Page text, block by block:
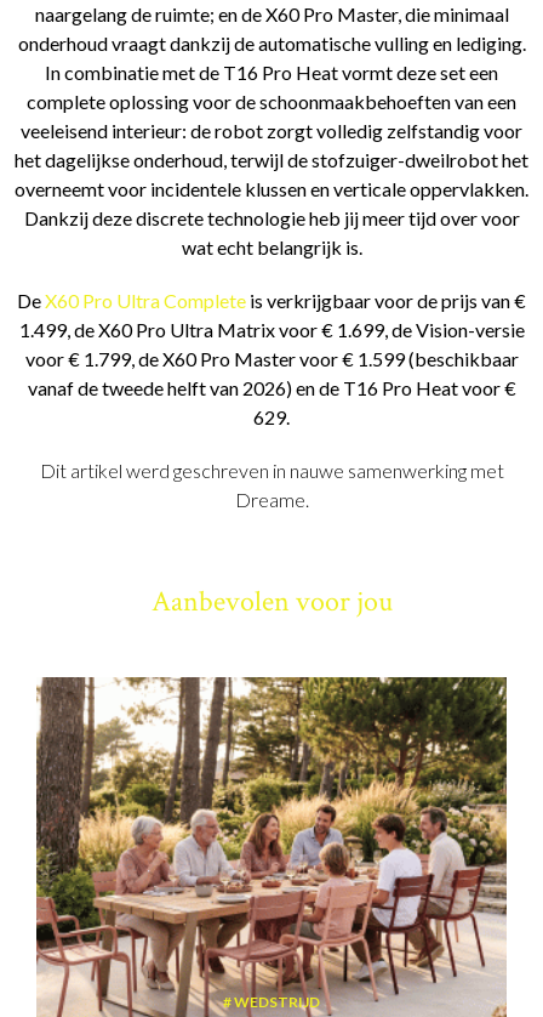
naargelang de ruimte; en de X60 Pro Master, die minimaal
onderhoud vraagt dankzij de automatische vulling en lediging.
In combinatie met de T16 Pro Heat vormt deze set een
complete oplossing voor de schoonmaakbehoeften van een
veeleisend interieur: de robot zorgt volledig zelfstandig voor
het dagelijkse onderhoud, terwijl de stofzuiger-dweilrobot het
overneemt voor incidentele klussen en verticale oppervlakken.
Dankzij deze discrete technologie heb jij meer tijd over voor
wat echt belangrijk is.
DeX60 Pro Ultra Complete is verkrijgbaar voor de prijs van €
1.499, de X60 Pro Ultra Matrix voor € 1.699, de Vision-versie
voor € 1.799, de X60 Pro Master voor € 1.599 (beschikbaar
vanaf de tweede helft van 2026) en de T16 Pro Heat voor €
629.
Dit artikel werd geschreven in nauwe samenwerking met
Dreame.
Aanbevolen voor jou
WEDSTRIJD